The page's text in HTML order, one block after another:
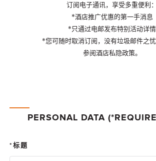
订阅电子通讯，享受多重便利：
*酒店推广优惠的第一手消息
*只通过电邮发布特别活动详情
*您可随时取消订阅，没有垃圾邮件之
参阅酒店私隐政策。
PERSONAL DATA
标题